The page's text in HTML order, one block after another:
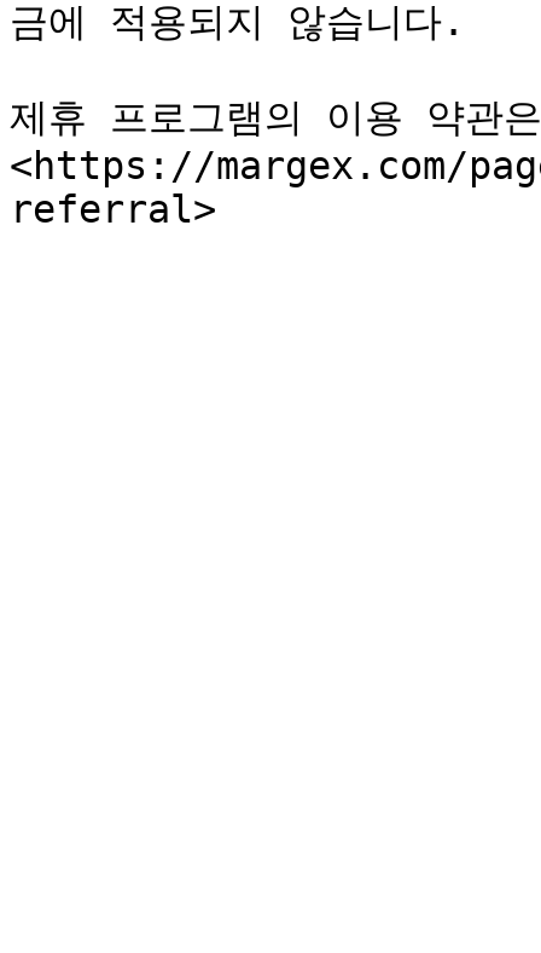
금에 적용되지 않습니다.
제휴 프로그램의 이용 약관
<https://margex.com/